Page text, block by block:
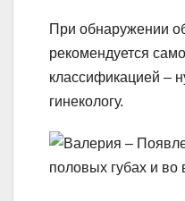
При обнаружении
рекомендуется
классификацией –
гинекологу.